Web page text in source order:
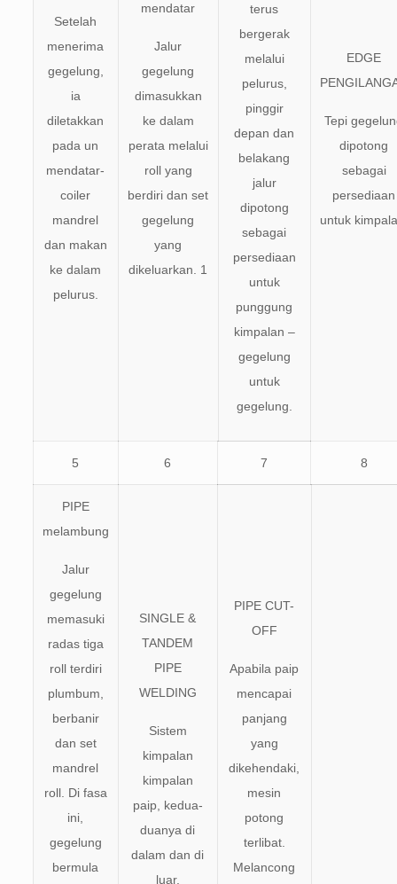
Setelah
menerima
gegelung,
ia
diletakkan
pada un
mendatar-
coiler
mandrel
dan makan
ke dalam
pelurus.
mendatar
Jalur
gegelung
dimasukkan
ke dalam
perata melalui
roll yang
berdiri dan set
gegelung
yang
dikeluarkan. 1
terus
bergerak
melalui
pelurus,
pinggir
depan dan
belakang
jalur
dipotong
sebagai
persediaan
untuk
punggung
kimpalan –
gegelung
untuk
gegelung.
EDGE
Tepi
dipotong
sebagai
persediaan
untuk
5 6 7 8
PIPE
melambung
Jalur
gegelung
memasuki
radas tiga
roll terdiri
plumbum,
berbanir
dan set
mandrel
roll. Di fasa
ini,
gegelung
bermula
SINGLE &
TANDEM
PIPE
WELDING
Sistem
kimpalan
kimpalan
paip, kedua-
duanya di
dalam dan di
luar,
PIPE CUT-
OFF
Apabila paip
mencapai
panjang
yang
dikehendaki,
mesin
potong
terlibat.
Melancong